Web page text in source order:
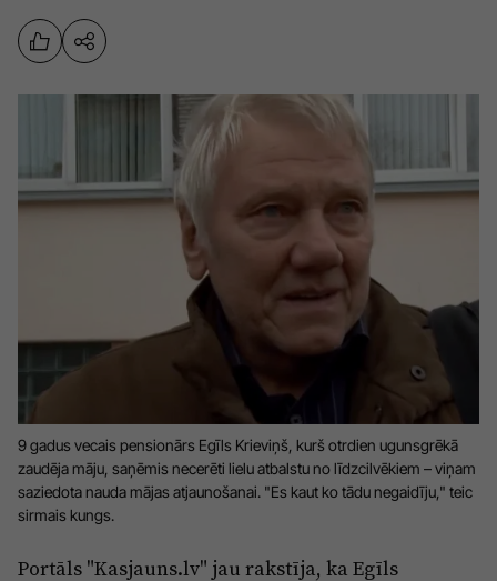
Vide
Pierīga
Salaspils
Saulkrasti
Jūrmala
Projekti
Mediju atbalsta fonds
Zivju fonds
Zaļā nākotne
Iedvesmai nav vecuma
Kodols
9 gadus vecais pensionārs Egīls Krieviņš, kurš otrdien ugunsgrēkā
zaudēja māju, saņēmis necerēti lielu atbalstu no līdzcilvēkiem – viņam
saziedota nauda mājas atjaunošanai. "Es kaut ko tādu negaidīju," teic
sirmais kungs.
Portāls "Kasjauns.lv" jau rakstīja, ka Egīls